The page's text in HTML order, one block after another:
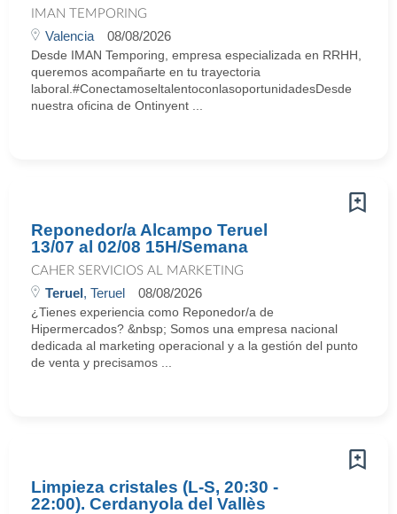
IMAN TEMPORING
Valencia 08/08/2026
Desde IMAN Temporing, empresa especializada en RRHH,
queremos acompañarte en tu trayectoria
laboral.#ConectamoseltalentoconlasoportunidadesDesde
nuestra oficina de Ontinyent ...
Reponedor/a Alcampo Teruel
13/07 al 02/08 15H/Semana
CAHER SERVICIOS AL MARKETING
Teruel, Teruel 08/08/2026
¿Tienes experiencia como Reponedor/a de
Hipermercados? &nbsp; Somos una empresa nacional
dedicada al marketing operacional y a la gestión del punto
de venta y precisamos ...
Limpieza cristales (L-S, 20:30 -
22:00). Cerdanyola del Vallès